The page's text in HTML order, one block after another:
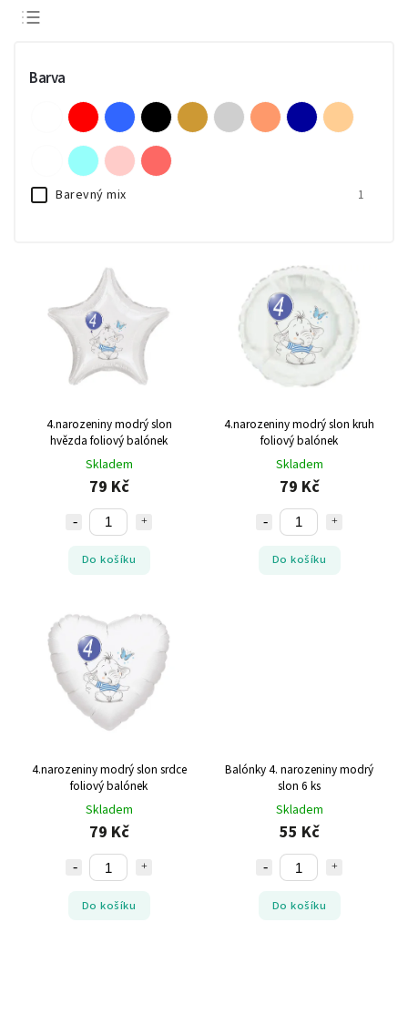
Nejlevnější
Nejdražší
Nejprodávanější
Abecedně
Barva
Barevný mix 1
4.narozeniny modrý slon
hvězda foliový balónek
Skladem
79 Kč
Do košíku
4.narozeniny modrý slon kruh
foliový balónek
Skladem
79 Kč
Do košíku
4.narozeniny modrý slon srdce
foliový balónek
Skladem
79 Kč
Do košíku
Balónky 4. narozeniny modrý
slon 6 ks
Skladem
55 Kč
Do košíku